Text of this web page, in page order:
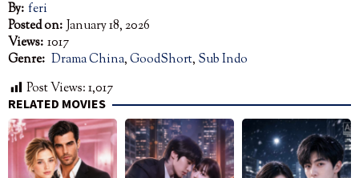
By: feri
Posted on: January 18, 2026
Views: 1017
Genre: Drama China,GoodShort, Sub Indo
Post Views:1,017
RELATED MOVIES